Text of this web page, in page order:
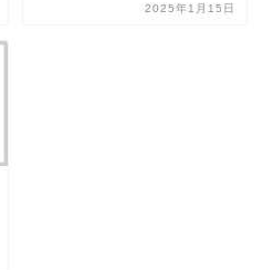
2025年1月15日